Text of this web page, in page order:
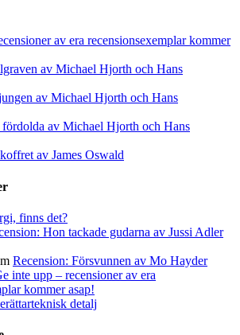
av era recensionsexemplar kommer
av Michael Hjorth och Hans
av Michael Hjorth och Hans
fördolda av Michael Hjorth och Hans
av James Oswald
finns det?
Hon tackade gudarna av Jussi Adler
Recension: Försvunnen av Mo Hayder
inte upp – recensioner av era
kommer asap!
detalj